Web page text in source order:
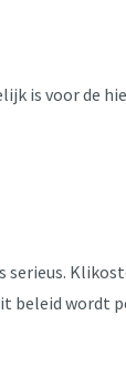
is voor de
serieus.
beleid wordt